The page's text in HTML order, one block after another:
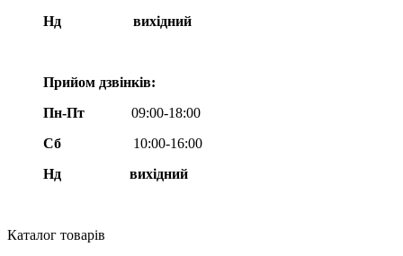
Нд
вихідний
Прийом дзвінків:
Пн-Пт
09:00-18:00
Сб
10:00-16:00
Нд вихідний
Каталог товарів